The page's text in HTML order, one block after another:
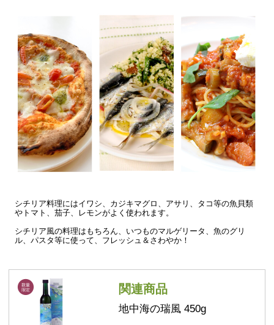
シチリア料理にはイワシ、カジキマグロ、アサリ、タコ等の魚貝類
やトマト、茄子、レモンがよく使われます。
シチリア風の料理はもちろん、いつものマルゲリータ、魚のグリ
ル、パスタ等に使って、フレッシュ＆さわやか！
関連商品
地中海の瑞風 450g